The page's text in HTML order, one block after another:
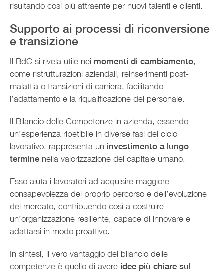
risultando così più attraente per nuovi talenti e clienti.
Supporto ai processi di riconversione
e transizione
Il BdC si rivela utile nei momenti di cambiamento,
come ristrutturazioni aziendali, reinserimenti post-
malattia o transizioni di carriera, facilitando
l’adattamento e la riqualificazione del personale.
Il Bilancio delle Competenze in azienda, essendo
un’esperienza ripetibile in diverse fasi del ciclo
lavorativo, rappresenta un investimento a lungo
termine nella valorizzazione del capitale umano.
Esso aiuta i lavoratori ad acquisire maggiore
consapevolezza del proprio percorso e dell’evoluzione
del mercato, contribuendo così a costruire
un’organizzazione resiliente, capace di innovare e
adattarsi in modo proattivo.
In sintesi, il vero vantaggio del bilancio delle
competenze è quello di avere idee più chiare sul